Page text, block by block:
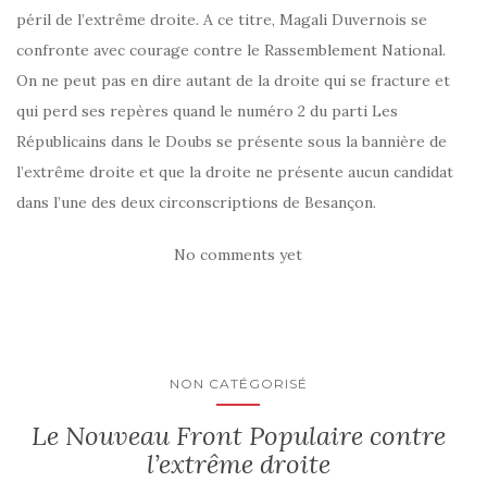
péril de l’extrême droite. A ce titre, Magali Duvernois se
confronte avec courage contre le Rassemblement National.
On ne peut pas en dire autant de la droite qui se fracture et
qui perd ses repères quand le numéro 2 du parti Les
Républicains dans le Doubs se présente sous la bannière de
l’extrême droite et que la droite ne présente aucun candidat
dans l’une des deux circonscriptions de Besançon.
No comments yet
NON CATÉGORISÉ
Le Nouveau Front Populaire contre
l’extrême droite